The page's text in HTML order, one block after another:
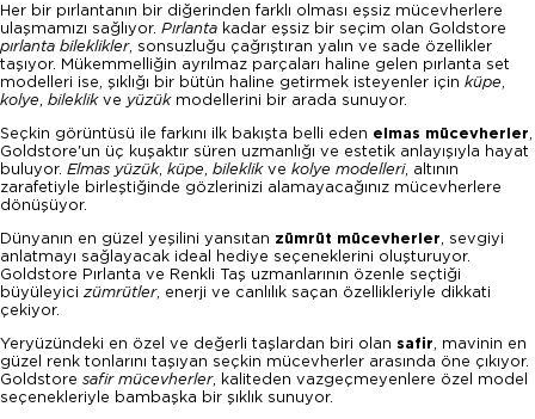
Her bir pırlantanın bir diğerinden farklı olması eşsiz mücevherlere
ulaşmamızı sağlıyor. Pırlanta kadar eşsiz bir seçim olan Goldstore
pırlanta bileklikler, sonsuzluğu çağrıştıran yalın ve sade özellikler
taşıyor. Mükemmelliğin ayrılmaz parçaları haline gelen pırlanta set
modelleri ise, şıklığı bir bütün haline getirmek isteyenler için küpe,
kolye, bileklikve yüzükmodellerini bir arada sunuyor.
Seçkin görüntüsü ile farkını ilk bakışta belli eden elmas mücevherler
Goldstore'un üç kuşaktır süren uzmanlığı ve estetik anlayışıyla hayat
buluyor. Elmas yüzük, küpe bileklikve kolye modelleri, altının
zarafetiyle birleştiğinde gözlerinizi alamayacağınız mücevherlere
dönüşüyor.
Dünyanın en güzel yeşilini yansıtan zümrüt mücevherler , sevgiyi
anlatmayı sağlayacak ideal hediye seçeneklerini oluşturuyor.
Goldstore Pırlanta ve Renkli Taş uzmanlarının özenle seçtiği
büyüleyici zümrütler, enerji ve canlılık saçan özellikleriyle dikkati
çekiyor.
Yeryüzündeki en özel ve değerli taşlardan biri olan safir , mavinin en
güzel renk tonlarını taşıyan seçkin mücevherler arasında öne çıkıyor.
Goldstore safir mücevherler, kaliteden vazgeçmeyenlere özel model
seçenekleriyle bambaşka bir şıklık sunuyor.